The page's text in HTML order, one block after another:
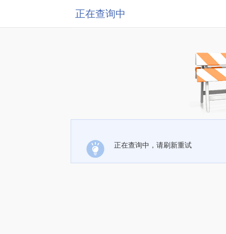
正在查询中
正在查询中，请刷新重试